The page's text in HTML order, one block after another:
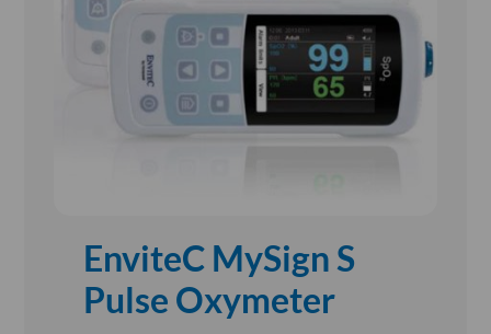
Salgs- og Leveringsbetingelser
Ledige Stillinger
EnviteC MySign S
Pulse Oxymeter